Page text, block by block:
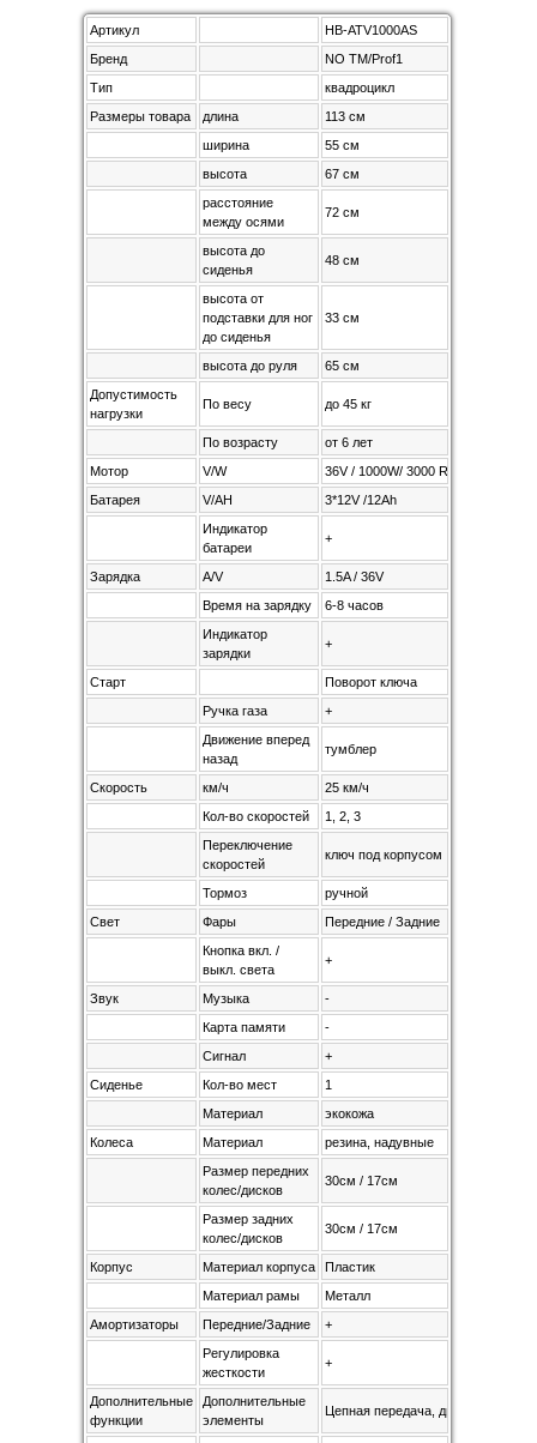
Артикул
HB-ATV1000AS
Бренд
NO TM/Prof1
Тип
квадроцикл
Размеры товара
длина
113 см
ширина
55 см
высота
67 см
расстояние
между осями
72 см
высота до
сиденья
48 см
высота от
подставки для ног
до сиденья
33 см
высота до руля
65 см
Допустимость
нагрузки
По весу до 45 кг
По возрасту
от 6 лет
Мотор
V/W
36V / 1000W/ 3000 RPM
Батарея
V/AH
3*12V /12Ah
Индикатор
батареи
+
Зарядка A/V
1.5A / 36V
Время на зарядку
6-8 часов
Индикатор
зарядки
+
Старт
Поворот ключа
Ручка газа
+
Движение вперед
назад
тумблер
Скорость км/ч
25 км/ч
Кол-во скоростей
1, 2, 3
Переключение
скоростей
ключ под корпусом
Тормоз
ручной
Свет
Фары
Передние / Задние
Кнопка вкл. /
выкл. света
+
Звук Музыка
-
Карта памяти
-
Сигнал
+
Сиденье
Кол-во мест
1
Материал
экокожа
Колеса
Материал
резина, надувные
Размер передних
колес/дисков
30см / 17см
Размер задних
колес/дисков
30см / 17см
Корпус Материал корпуса
Пластик
Материал рамы
Металл
Амортизаторы
Передние/Задние
+
Регулировка
жесткости
+
Дополнительные
функции
Дополнительные
элементы
Цепная передача, дисковые